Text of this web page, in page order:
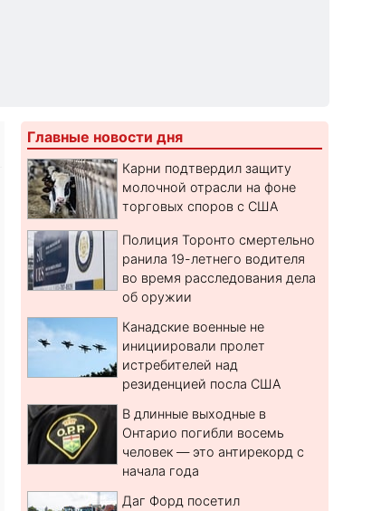
Главные новости дня
Карни подтвердил защиту
молочной отрасли на фоне
торговых споров с США
Полиция Торонто смертельно
ранила 19-летнего водителя
во время расследования дела
об оружии
Канадские военные не
инициировали пролет
истребителей над
резиденцией посла США
В длинные выходные в
Онтарио погибли восемь
человек — это антирекорд с
начала года
Даг Форд посетил